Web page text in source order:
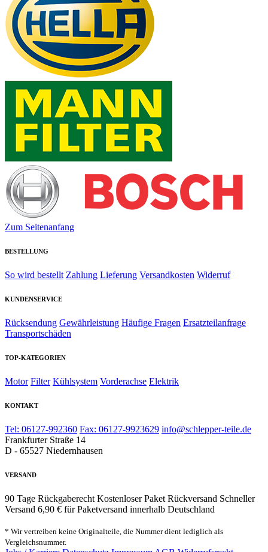
Zum Seitenanfang
BESTELLUNG
So wird bestellt Zahlung Lieferung Versandkosten Widerruf
KUNDENSERVICE
Rücksendung Gewährleistung Häufige Fragen Ersatzteilanfrage
Transportschäden
TOP-KATEGORIEN
Motor Filter Kühlsystem Vorderachse Elektrik
KONTAKT
Tel: 06127-992360 Fax: 06127-9923629 info@schlepper-teile.de
Frankfurter Straße 14
D - 65527 Niedernhausen
VERSAND
90 Tage Rückgaberecht Kostenloser Paket Rückversand Schneller
Versand 6,90 € für Paketversand innerhalb Deutschland
* Wir vertreiben keine Originalteile, die Nummer dient lediglich als
Vergleichsnummer.